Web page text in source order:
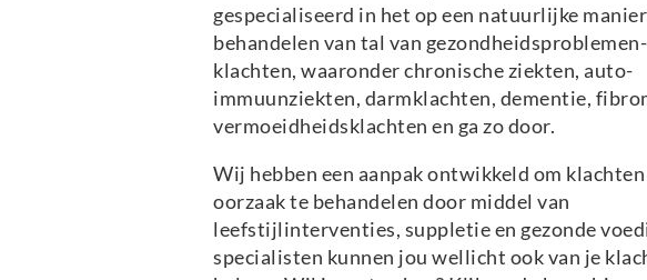
gespecialiseerd in het op een natuurlijke manier
behandelen van tal van
klachten, waaronder chronische ziekten, auto-
immuunziekten, darmklachten, dementie,
vermoeidheidsklachten en ga zo door.
Wij hebben een aanpak ontwikkeld om
oorzaak te behandelen door middel van
leefstijlinterventies, suppletie en gezonde
specialisten kunnen jou wellicht ook van je